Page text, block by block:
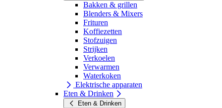
Bakken & grillen
Blenders & Mixers
Frituren
Koffiezetten
Stofzuigen
Strijken
Verkoelen
Verwarmen
Waterkoken
Elektrische apparaten
Eten & Drinken
Eten & Drinken